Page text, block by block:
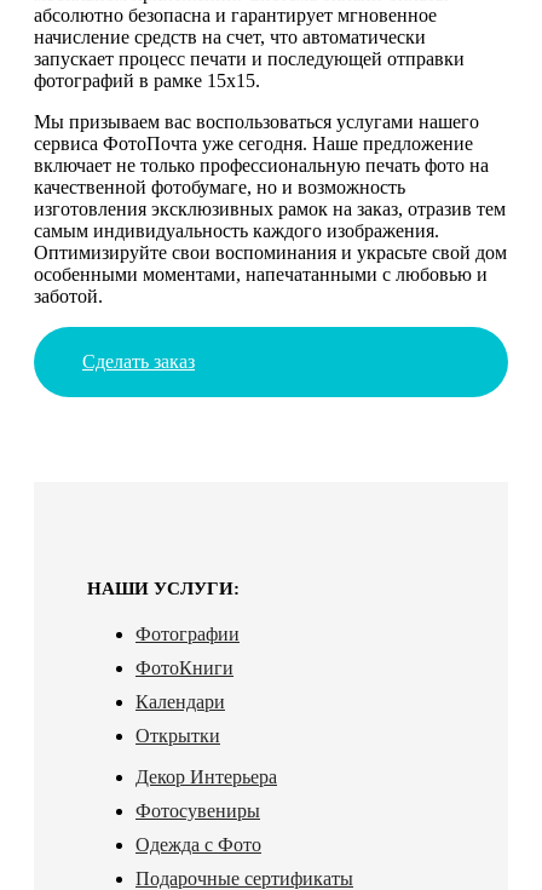
абсолютно безопасна и гарантирует мгновенное
начисление средств на счет, что автоматически
запускает процесс печати и последующей отправки
фотографий в рамке 15х15.
Мы призываем вас воспользоваться услугами нашего
сервиса ФотоПочта уже сегодня. Наше предложение
включает не только профессиональную печать фото на
качественной фотобумаге, но и возможность
изготовления эксклюзивных рамок на заказ, отразив тем
самым индивидуальность каждого изображения.
Оптимизируйте свои воспоминания и украсьте свой дом
особенными моментами, напечатанными с любовью и
заботой.
Сделать заказ
НАШИ УСЛУГИ:
Фотографии
ФотоКниги
Календари
Открытки
Декор Интерьера
Фотосувениры
Одежда с Фото
Подарочные сертификаты